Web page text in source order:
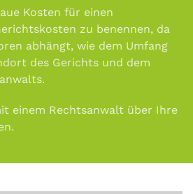
Kosten für einen
zu benennen, da
abhängt, wie dem Umfang
des Gerichts und dem
einem Rechtsanwalt über Ihre